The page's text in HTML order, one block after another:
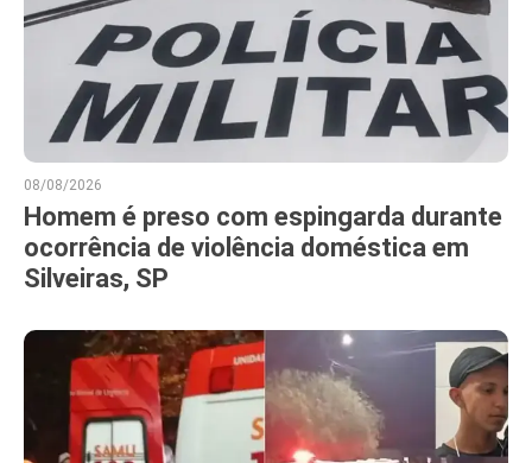
08/08/2026
Homem é preso com espingarda durante
ocorrência de violência doméstica em
Silveiras, SP